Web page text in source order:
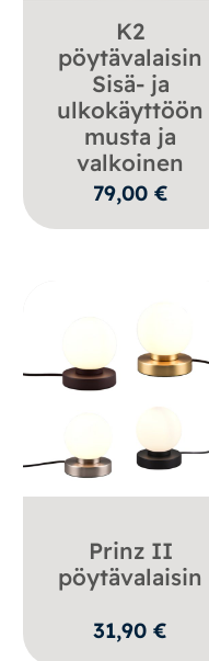
K2
pöytävalaisin
Sisä- ja
ulkokäyttöön
musta ja
valkoinen
79,00 €
Prinz II
pöytävalaisin
31,90€